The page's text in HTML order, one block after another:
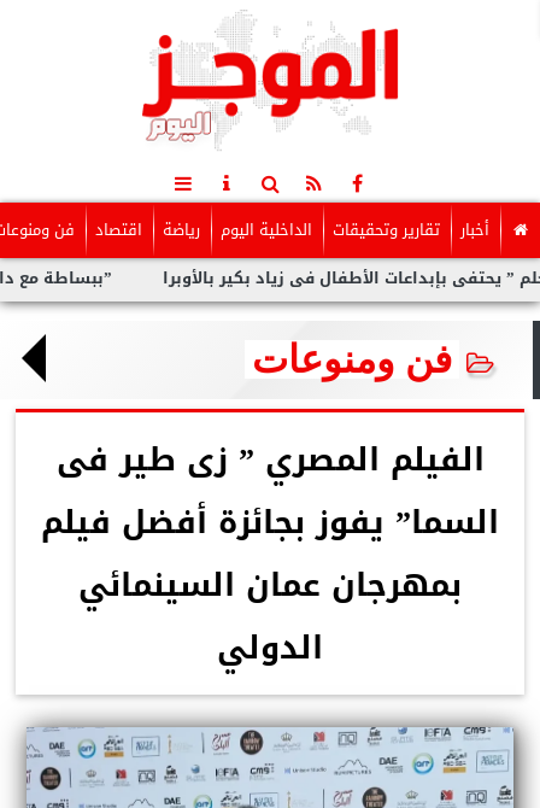
أخبار تقارير وتحقيقات الداخلية اليوم رياضة اقتصاد فن
”ببساطة مع داليا”.. بإبداعات الأطفال فى زياد بكير بالأوبرا
فن ومنوعات
الفيلم المصري ” زى طير فى
السما” يفوز بجائزة أفضل فيلم
بمهرجان عمان السينمائي
الدولي